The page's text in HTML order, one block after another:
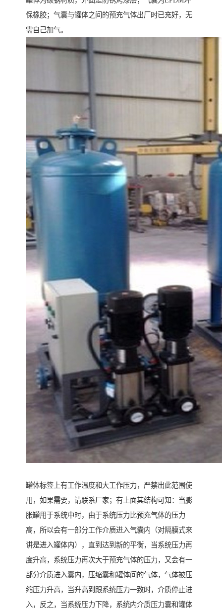
保橡胶；气囊与罐体之间的预充气体出厂时已充好，无
需自己加气。
罐体标签上有工作温度和大工作压力，严禁出此范围使
用，如果需要，请联系厂家；有上面其结构可知：当膨
胀罐用于系统中时，由于系统压力比预充气体的压力
高，所以会有一部分工作介质进入气囊内（对隔膜式来
讲是进入罐体内），直到达到新的平衡，当系统压力再
度升高，系统压力再次大于预充气体的压力，又会有一
部分介质进入囊内，压缩囊和罐体间的气体，气体被压
缩压力升高，当升高到跟系统压力一致时，介质停止进
入，反之，当系统压力下降，系统内介质压力囊和罐体